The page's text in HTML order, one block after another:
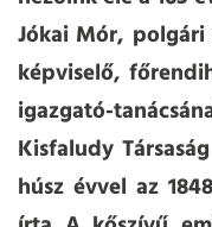
Jókai Mór, polgári
képviselő,
igazgató-
Kisfaludy
húsz évvel az